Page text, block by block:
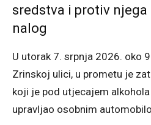
sredstva i protiv
nalog
U utorak 7. srpnja 2026. oko
Zrinskoj ulici, u prometu je
koji je pod utjecajem
upravljao osobnim